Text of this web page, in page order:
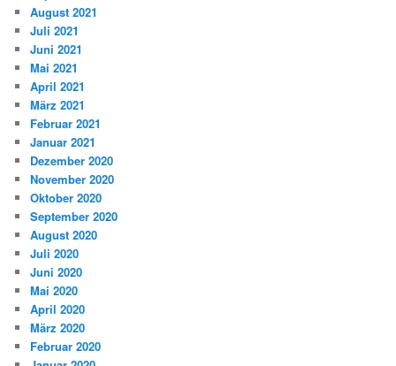
August 2021
Juli 2021
Juni 2021
Mai 2021
April 2021
März 2021
Februar 2021
Januar 2021
Dezember 2020
November 2020
Oktober 2020
September 2020
August 2020
Juli 2020
Juni 2020
Mai 2020
April 2020
März 2020
Februar 2020